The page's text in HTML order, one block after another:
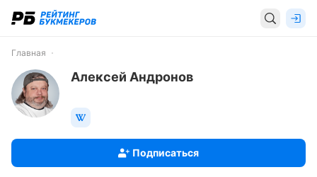
Главная
Алексей Андронов
Подписаться